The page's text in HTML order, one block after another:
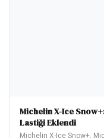
Michelin X-Ice
Lastiği Eklendi
Michelin X-Ice Snow+,